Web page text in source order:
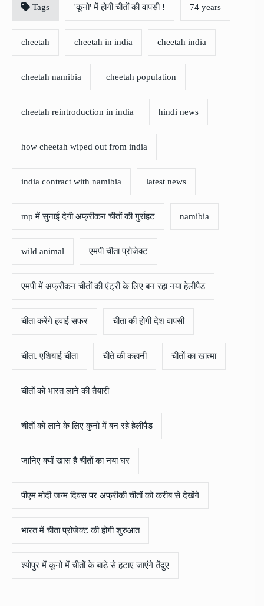
Tags 'कूनो' में होगी चीतों की वापसी ! 74 years
cheetah cheetah in india cheetah india
cheetah namibia cheetah population
cheetah reintroduction in india hindi news
how cheetah wiped out from india
india contract with namibia latest news
mp में सुनाई देगी अफ्रीकन चीतों की गुर्राहट namibia
wild animal एमपी चीता प्रोजेक्ट
एमपी में अफ्रीकन चीतों की एंट्री के लिए बन रहा नया हेलीपैड
चीता करेंगे हवाई सफर चीता की होगी देश वापसी
चीता. एशियाई चीता चीते की कहानी चीतों का खात्मा
चीतों को भारत लाने की तैयारी
चीतों को लाने के लिए कुनो में बन रहे हेलीपैड
जानिए क्यों खास है चीतों का नया घर
पीएम मोदी जन्म दिवस पर अफ्रीकी चीतों को करीब से देखेंगे
भारत में चीता प्रोजेक्ट की होगी शुरुआत
श्याेपुर में कूनो में चीतों के बाड़े से हटाए जाएंगे तेंदुए